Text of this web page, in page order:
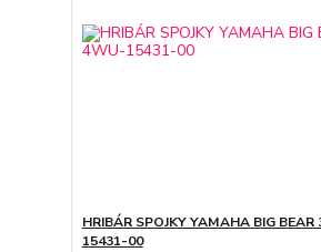
HRIBÁR SPOJKY YAMAHA BIG
15431-00